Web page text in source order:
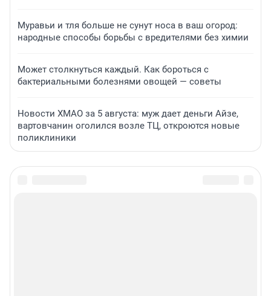
Муравьи и тля больше не сунут носа в ваш огород:
народные способы борьбы с вредителями без химии
Может столкнуться каждый. Как бороться с
бактериальными болезнями овощей — советы
Новости ХМАО за 5 августа: муж дает деньги Айзе,
вартовчанин оголился возле ТЦ, откроются новые
поликлиники